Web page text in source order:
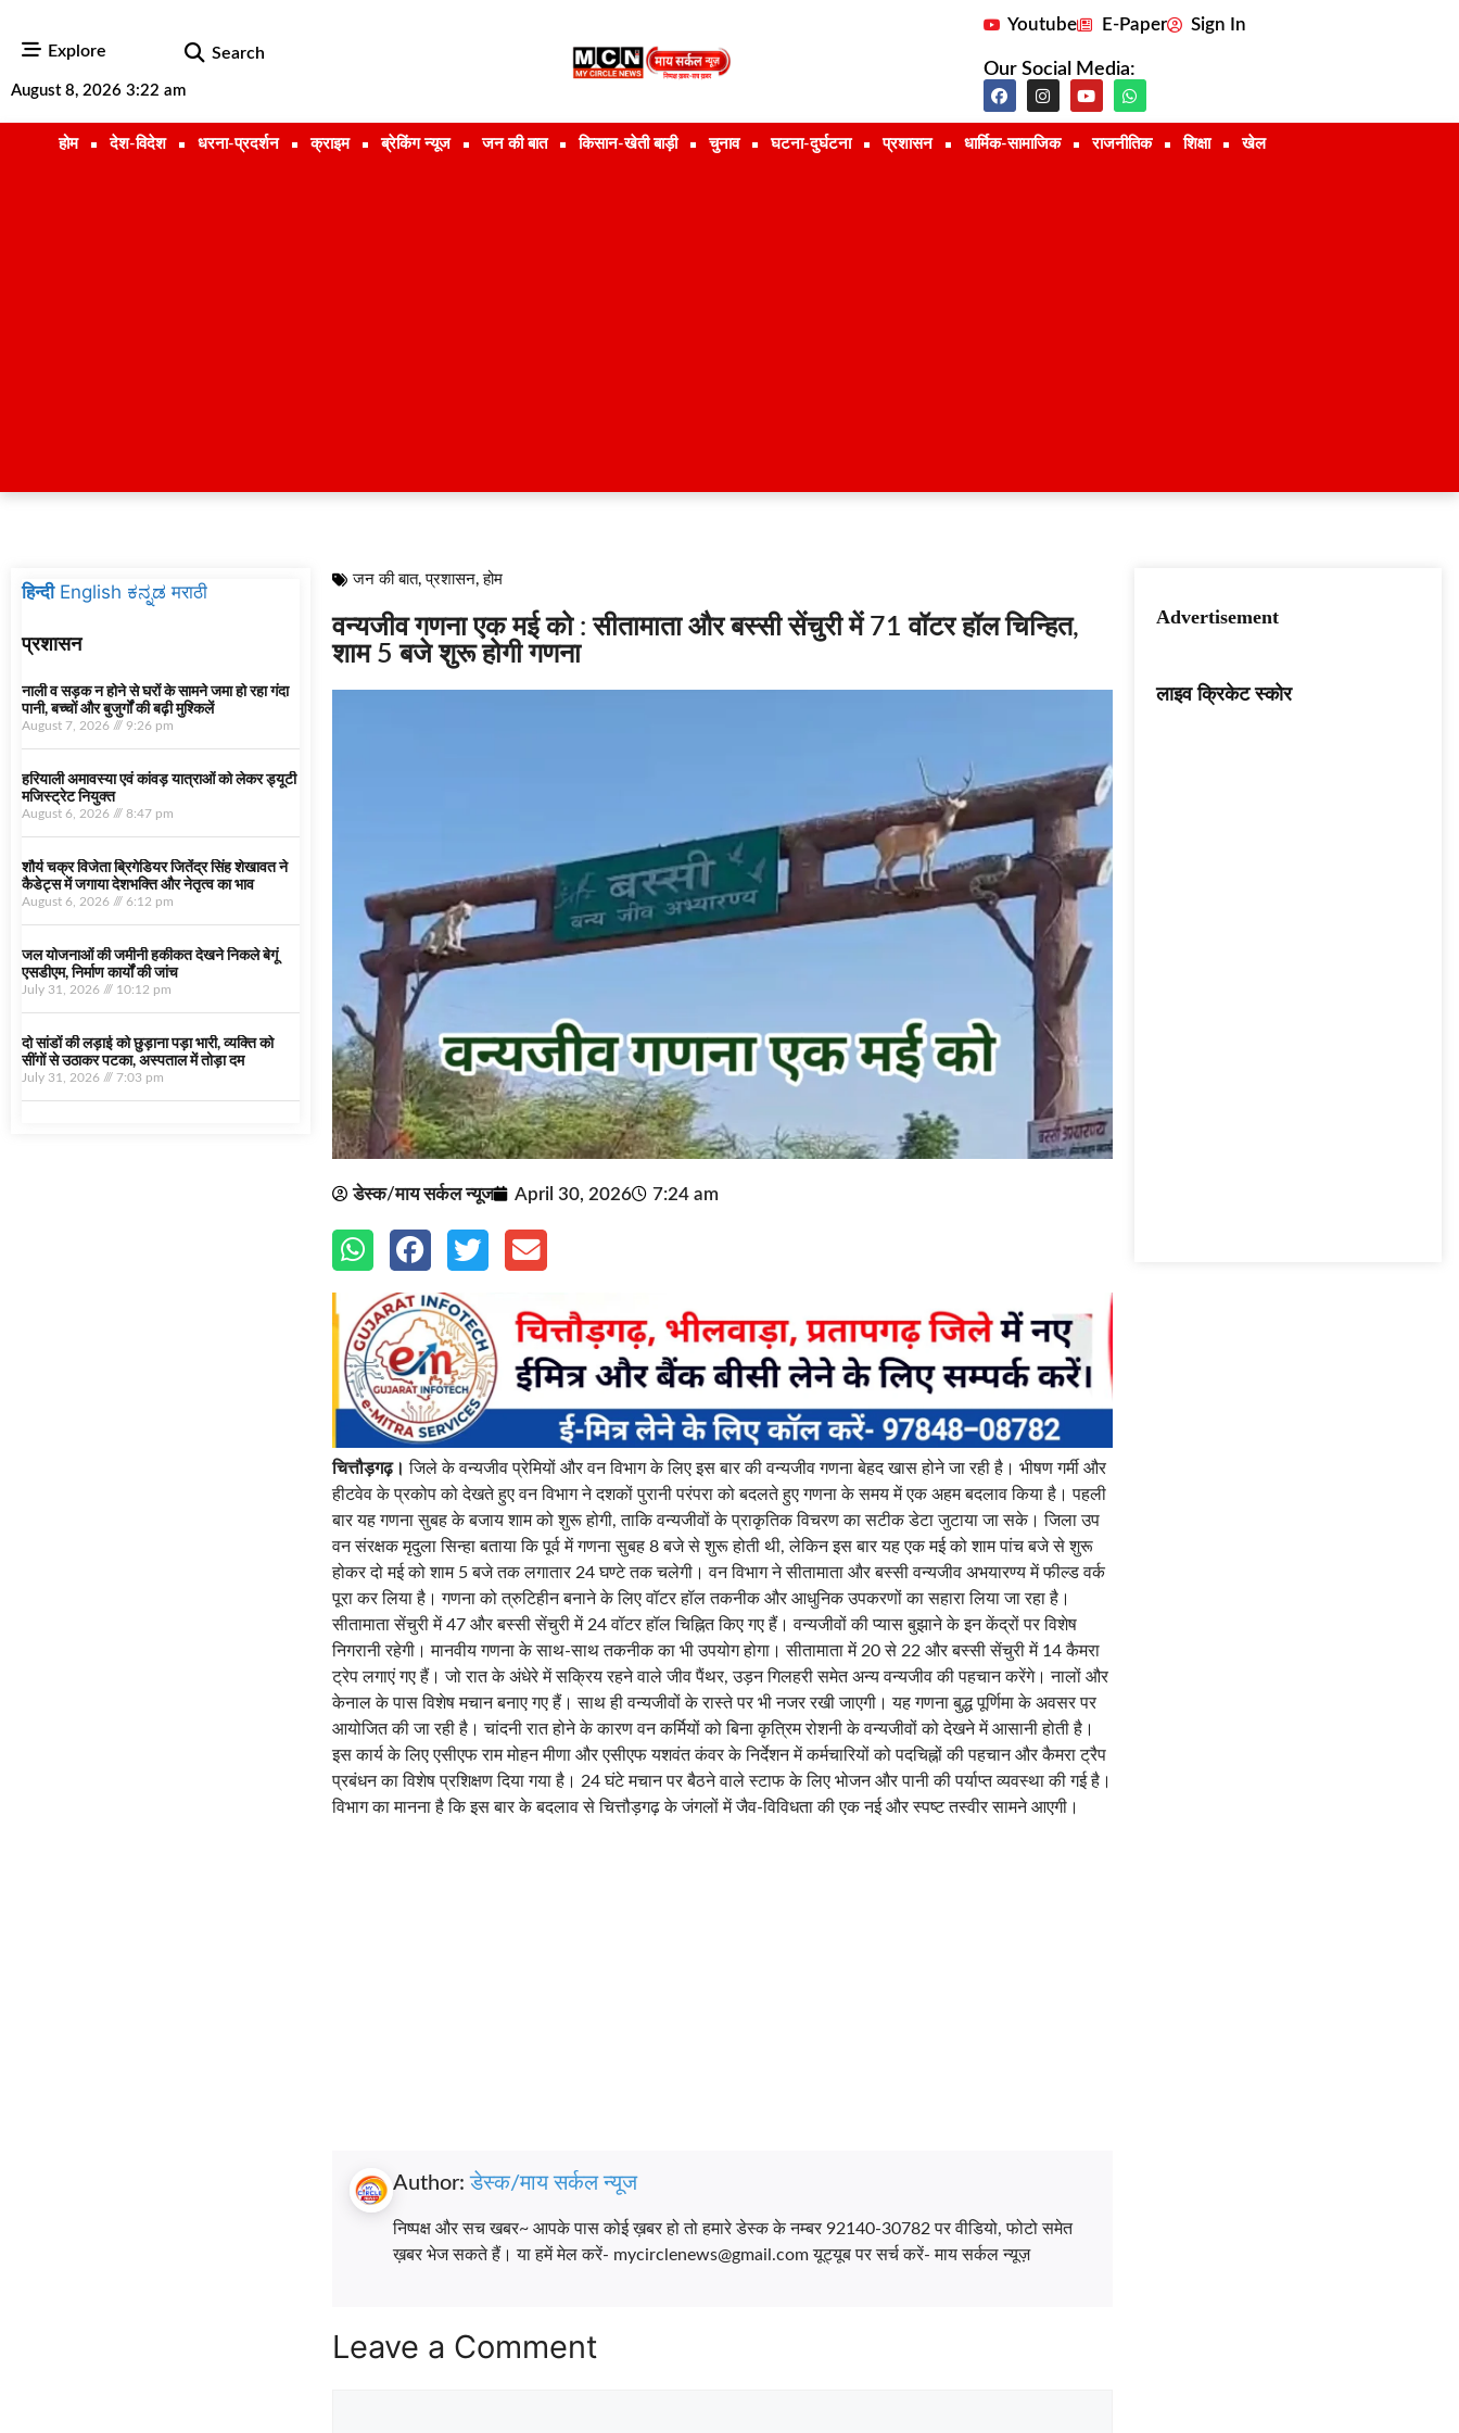
Explore Search
August 8, 2026 3:22 am
Youtube E-Paper Sign In
Our Social Media:
होम देश-विदेश धरना-प्रदर्शन क्राइम ब्रेकिंग न्यूज जन की बात किसान-खेती बाड़ी चुनाव घटना-दुर्घटना प्रशासन धार्मिक-सामाजिक राजनीतिक शिक्षा खेल
हिन्दी English ಕನ್ನಡ मराठी
प्रशासन
नाली व सड़क न होने से घरों के सामने जमा हो रहा गंदा
पानी, बच्चों और बुजुर्गों की बढ़ी मुश्किलें
August 7, 2026 9:26 pm
हरियाली अमावस्या एवं कांवड़ यात्राओं को लेकर ड्यूटी
मजिस्ट्रेट नियुक्त
August 6, 2026 8:47 pm
शौर्य चक्र विजेता ब्रिगेडियर जितेंद्र सिंह शेखावत ने
कैडेट्स में जगाया देशभक्ति और नेतृत्व का भाव
August 6, 2026 6:12 pm
जल योजनाओं की जमीनी हकीकत देखने निकले बेगूं
एसडीएम, निर्माण कार्यों की जांच
July 31, 2026 10:12 pm
दो सांडों की लड़ाई को छुड़ाना पड़ा भारी, व्यक्ति को
सींगों से उठाकर पटका, अस्पताल में तोड़ा दम
July 31, 2026 7:03 pm
जन की बात,प्रशासन,होम
वन्यजीव गणना एक मई को : सीतामाता और बस्सी सेंचुरी में 71 वॉटर हॉल चिन्हित,
शाम 5 बजे शुरू होगी गणना
डेस्क/माय सर्कल न्यूज April 30, 2026 7:24 am
चित्तौड़गढ़। जिले के वन्यजीव प्रेमियों और वन विभाग के लिए इस बार की वन्यजीव गणना बेहद खास होने जा रही है। भीषण गर्मी और
हीटवेव के प्रकोप को देखते हुए वन विभाग ने दशकों पुरानी परंपरा को बदलते हुए गणना के समय में एक अहम बदलाव किया है। पहली
बार यह गणना सुबह के बजाय शाम को शुरू होगी, ताकि वन्यजीवों के प्राकृतिक विचरण का सटीक डेटा जुटाया जा सके। जिला उप
वन संरक्षक मृदुला सिन्हा बताया कि पूर्व में गणना सुबह 8 बजे से शुरू होती थी, लेकिन इस बार यह एक मई को शाम पांच बजे से शुरू
होकर दो मई को शाम 5 बजे तक लगातार 24 घण्टे तक चलेगी। वन विभाग ने सीतामाता और बस्सी वन्यजीव अभयारण्य में फील्ड वर्क
पूरा कर लिया है। गणना को त्रुटिहीन बनाने के लिए वॉटर हॉल तकनीक और आधुनिक उपकरणों का सहारा लिया जा रहा है।
सीतामाता सेंचुरी में 47 और बस्सी सेंचुरी में 24 वॉटर हॉल चिह्नित किए गए हैं। वन्यजीवों की प्यास बुझाने के इन केंद्रों पर विशेष
निगरानी रहेगी। मानवीय गणना के साथ-साथ तकनीक का भी उपयोग होगा। सीतामाता में 20 से 22 और बस्सी सेंचुरी में 14 कैमरा
ट्रेप लगाएं गए हैं। जो रात के अंधेरे में सक्रिय रहने वाले जीव पैंथर, उड़न गिलहरी समेत अन्य वन्यजीव की पहचान करेंगे। नालों और
केनाल के पास विशेष मचान बनाए गए हैं। साथ ही वन्यजीवों के रास्ते पर भी नजर रखी जाएगी। यह गणना बुद्ध पूर्णिमा के अवसर पर
आयोजित की जा रही है। चांदनी रात होने के कारण वन कर्मियों को बिना कृत्रिम रोशनी के वन्यजीवों को देखने में आसानी होती है।
इस कार्य के लिए एसीएफ राम मोहन मीणा और एसीएफ यशवंत कंवर के निर्देशन में कर्मचारियों को पदचिह्नों की पहचान और कैमरा ट्रैप
प्रबंधन का विशेष प्रशिक्षण दिया गया है। 24 घंटे मचान पर बैठने वाले स्टाफ के लिए भोजन और पानी की पर्याप्त व्यवस्था की गई है।
विभाग का मानना है कि इस बार के बदलाव से चित्तौड़गढ़ के जंगलों में जैव-विविधता की एक नई और स्पष्ट तस्वीर सामने आएगी।
Author:डेस्क/माय सर्कल न्यूज
निष्पक्ष और सच खबर~ आपके पास कोई ख़बर हो तो हमारे डेस्क के नम्बर 92140-30782 पर वीडियो, फोटो समेत
ख़बर भेज सकते हैं। या हमें मेल करें- mycirclenews@gmail.com यूट्यूब पर सर्च करें- माय सर्कल न्यूज़
Leave a Comment
Advertisement
लाइव क्रिकेट स्कोर